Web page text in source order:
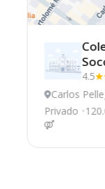
4.5
Carlos
Privado